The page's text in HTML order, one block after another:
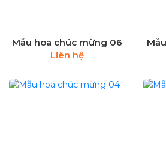
Mẫu hoa chúc mừng 06
Liên hệ